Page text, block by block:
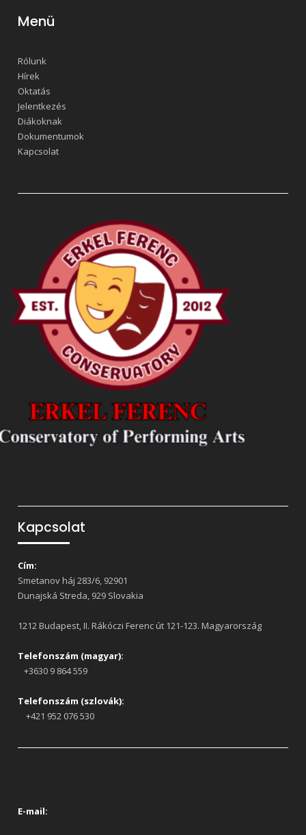
Menü
Rólunk
Hírek
Oktatás
Jelentkezés
Diákoknak
Dokumentumok
Kapcsolat
Kapcsolat
Cím:
Smetanov háj 283/6, 92901
Dunajská Streda, 929 Slovakia
1212 Budapest, II. Rákóczi Ferenc út 121-123. Magyarország
Telefonszám (magyar):
+3630 9 864 559
Telefonszám (szlovák):
+421 952 076 530
E-mail: